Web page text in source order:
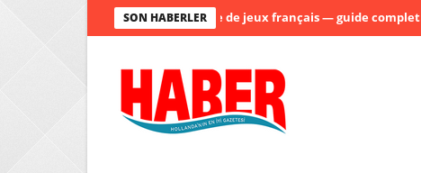
SON HABERLERSite de jeux français — guide complet